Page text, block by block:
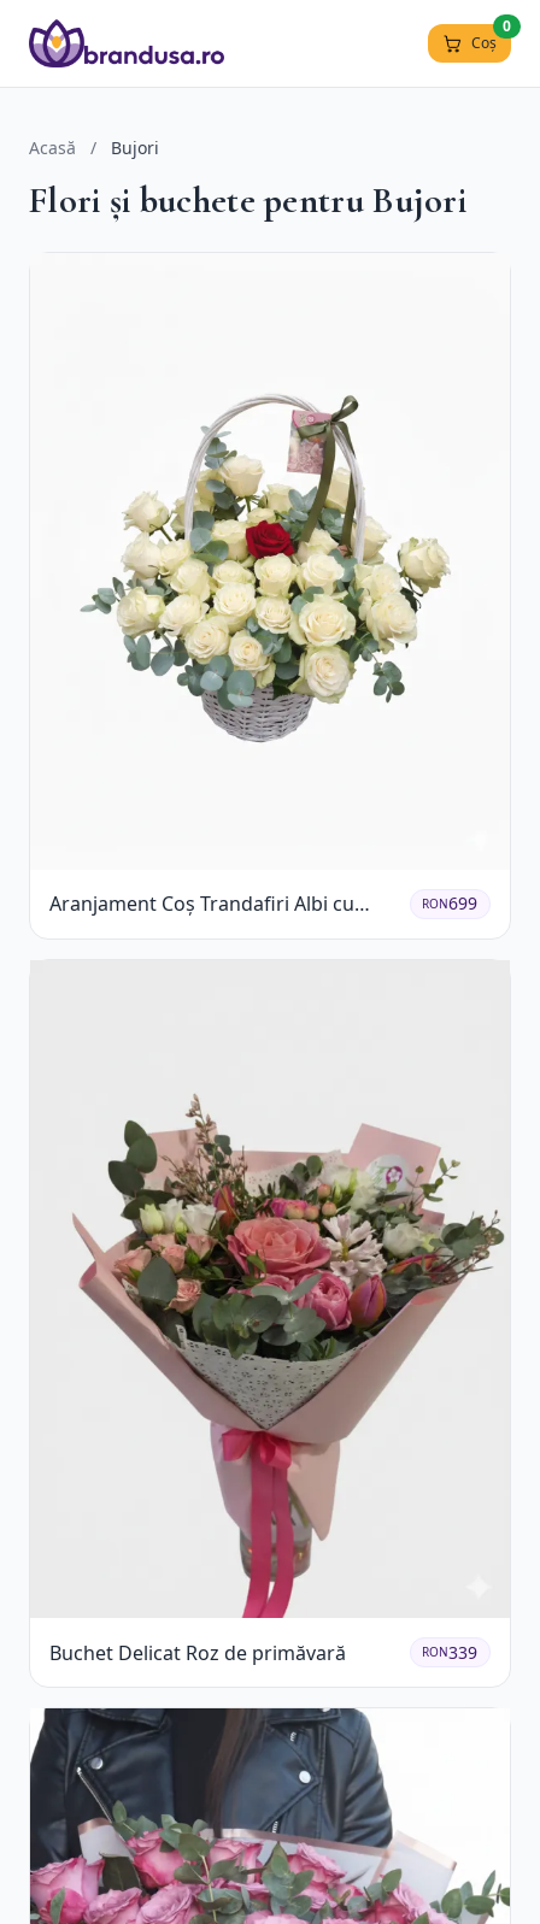
Coș
0
Acasă / Bujori
Flori și buchete pentru Bujori
Aranjament Coș Trandafiri Albi cu
Accent Roșu
RON699
Buchet Delicat Roz de primăvară RON339